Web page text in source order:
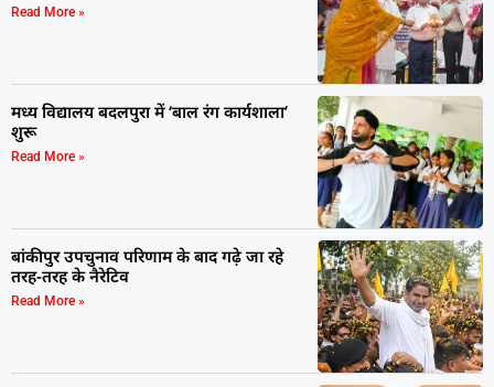
Read More »
मध्य विद्यालय बदलपुरा में ‘बाल रंग कार्यशाला’
शुरू
Read More »
बांकीपुर उपचुनाव परिणाम के बाद गढ़े जा रहे
तरह-तरह के नैरेटिव
Read More »